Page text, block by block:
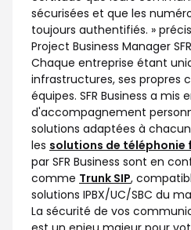
sécurisées et que les
toujours authentifiés. »
Project Business Manager
Chaque entreprise étant
infrastructures, ses propres
équipes. SFR Business a mis
d'accompagnement
solutions adaptées à
les solutions de téléphonie
par SFR Business sont en
comme Trunk SIP,
solutions IPBX/UC/SBC du
La sécurité de vos